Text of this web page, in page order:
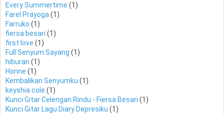
Every Summertime (1)
Farel Prayoga (1)
Farruko (1)
fiersa besari (1)
first love (1)
Full Senyum Sayang (1)
hiburan (1)
Honne (1)
Kembalikan Senyumku (1)
keyshia cole (1)
Kunci Gitar Celengan Rindu - Fiersa Besari (1)
Kunci Gitar Lagu Diary Depresiku (1)